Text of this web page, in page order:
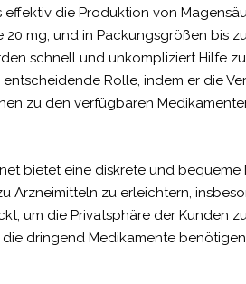
die Produktion von
mg, und in Packungsgrößen bis
schnell und unkompliziert Hilfe
Rolle, indem er die
zu den verfügbaren
bietet eine diskrete und
Arzneimitteln zu erleichtern,
um die Privatsphäre der Kunden
dringend Medikamente